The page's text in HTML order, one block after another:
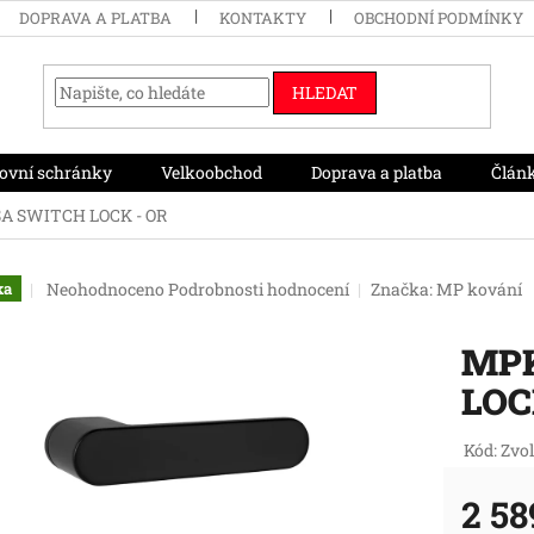
DOPRAVA A PLATBA KONTAKTY OBCHODNÍ PODMÍNKY
HLEDAT
schránky Velkoobchod Doprava a platba
SWITCH LOCK - OR
Průměrné
5
hvězdiček.
Neohodnoceno Podrobnosti hodnocení Značka:MP kování
Kód:
2